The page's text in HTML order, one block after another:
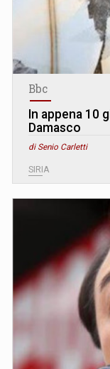
Bbc
In appena 10
Damasco
di Senio Carletti
SIRIA